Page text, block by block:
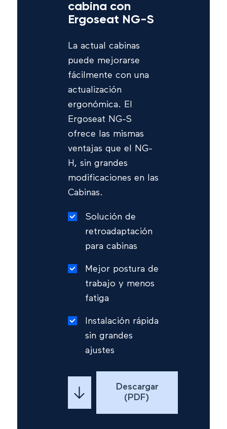
cabina con
Ergoseat NG-S
La actual cabinas
puede mejorarse
fácilmente con una
actualización
ergonómica. El
Ergoseat NG-S
ofrece las mismas
ventajas que el NG-
H, sin grandes
modificaciones en las
Cabinas.
Solución de
retroadaptación
para cabinas
Mejor postura de
trabajo y menos
fatiga
Instalación rápida
sin grandes
ajustes
Descargar
(PDF)